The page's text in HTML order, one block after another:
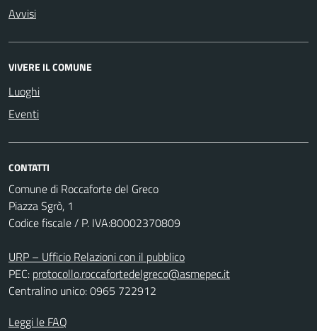
Avvisi
VIVERE IL COMUNE
Luoghi
Eventi
CONTATTI
Comune di Roccaforte del Greco
Piazza Sgrò, 1
Codice fiscale / P. IVA:80002370809
URP – Ufficio Relazioni con il pubblico
PEC: protocollo.roccafortedelgreco@asmepec.it
Centralino unico: 0965 722912
Leggi le FAQ